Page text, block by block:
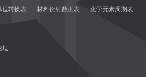
位转换表 材料衍射数据表 化学元素周期表
坛